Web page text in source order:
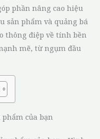
phần nâng cao hiệu
sản phẩm và quảng bá
thông điệp về tính bền
mẽ, từ ngụm đầu
của bạn